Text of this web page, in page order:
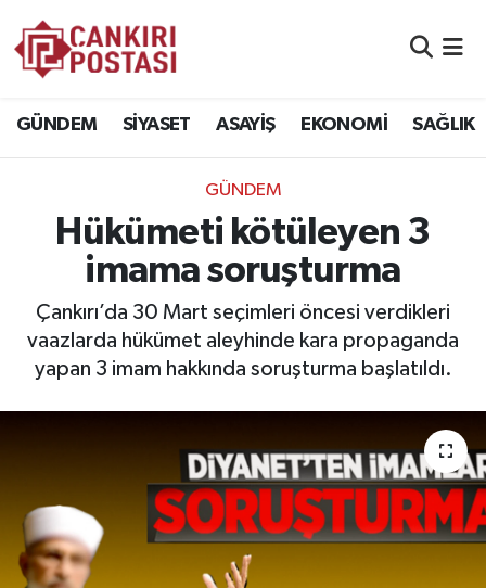
GÜNDEM SİYASET ASAYİŞ EKONOMİ SAĞLIK
GÜNDEM
Hükümeti kötüleyen 3
imama soruşturma
Çankırı’da 30 Mart seçimleri öncesi verdikleri
vaazlarda hükümet aleyhinde kara propaganda
yapan 3 imam hakkında soruşturma başlatıldı.
EKONOMİ
SAĞLIK
SPOR
EĞİTİM
ÇEVRE
İLÇELER
Trafik Durumu
Süper Lig Puan Durumu ve Fikstür
Tüm Manşetler
Son Dakika Haberleri